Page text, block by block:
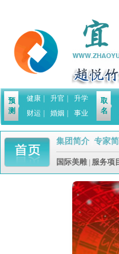
预
测
健康 升官
升学
财运
婚姻 事业
取
名
集团简介| 专家
国际美雕| 服务项